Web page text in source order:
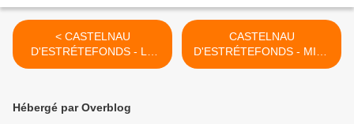
< CASTELNAU
D'ESTRÉTEFONDS - LA
FËTE LOCALE EST DE
CASTELNAU
D'ESTRÉTEFONDS - MISE
À L'HONNEUR DAVID
Hébergé par Overblog